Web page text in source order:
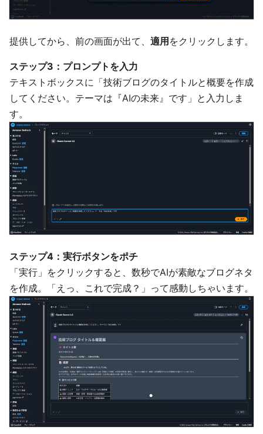
提供してから、前の画面が出て、 適用をクリックします。
ステップ3：プロンプトを入力
テキストボックスに「技術ブログのタイトルと概要を作成
してください。テーマは『AIの未来』です」と入力しま
す。
ステップ4：実行ボタンをポチ
「実行」をクリックすると、数秒でAIが素敵なブログネタ
を作成。「えっ、これで完成？」って感動しちゃいます。